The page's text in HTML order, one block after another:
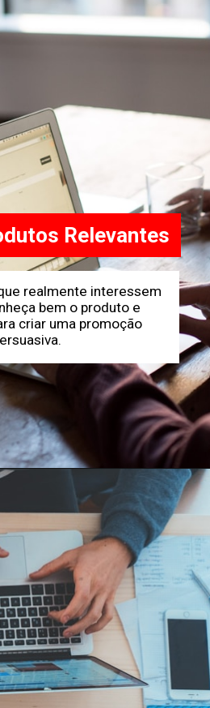
realmente interessem
bem o produto e
criar uma promoção
Relevantes
https://horadomoney.com/divulgar-produtos-e-ganhar-comissao